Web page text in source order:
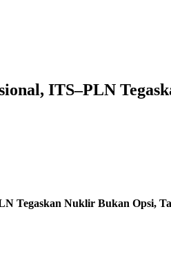
ITS–PLN
Tegaskan Nuklir Bukan Opsi,